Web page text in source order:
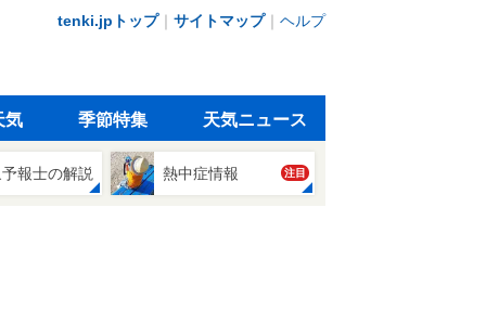
tenki.jpトップ｜ サイトマップ｜ ヘルプ
気 季節特集 天気ニュース
報士の解説 熱中症情報 注目